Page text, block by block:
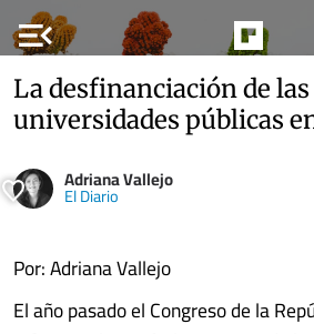
menu_open
La desfinanciación de las
universidades públicas
Adriana Vallejo
El Diario
Por: Adriana Vallejo
El año pasado el Congreso de la